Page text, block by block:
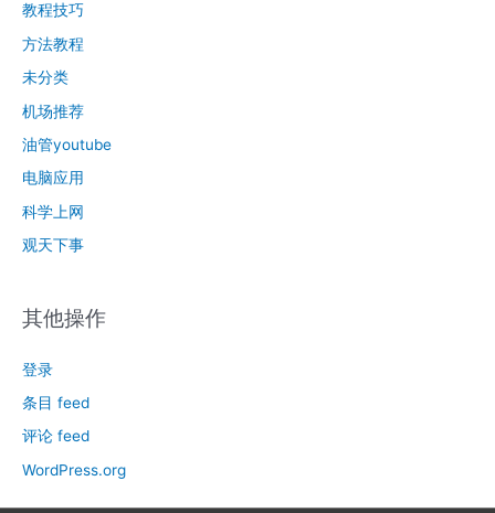
教程技巧
方法教程
未分类
机场推荐
油管youtube
电脑应用
科学上网
观天下事
其他操作
登录
条目 feed
评论 feed
WordPress.org